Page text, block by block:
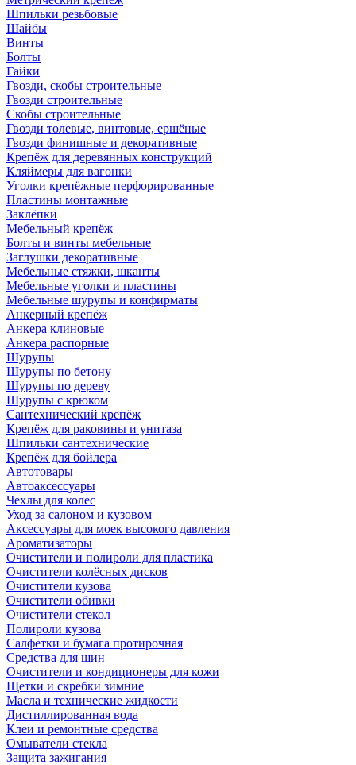
Шпильки резьбовые
Шайбы
Винты
Болты
Гайки
Гвозди, скобы строительные
Гвозди строительные
Скобы строительные
Гвозди толевые, винтовые, ершёные
Гвозди финишные и декоративные
Крепёж для деревянных конструкций
Кляймеры для вагонки
Уголки крепёжные перфорированные
Пластины монтажные
Заклёпки
Мебельный крепёж
Болты и винты мебельные
Заглушки декоративные
Мебельные стяжки, шканты
Мебельные уголки и пластины
Мебельные шурупы и конфирматы
Анкерный крепёж
Анкера клиновые
Анкера распорные
Шурупы
Шурупы по бетону
Шурупы по дереву
Шурупы с крюком
Сантехнический крепёж
Крепёж для раковины и унитаза
Шпильки сантехнические
Крепёж для бойлера
Автотовары
Автоаксессуары
Чехлы для колес
Уход за салоном и кузовом
Аксессуары для моек высокого давления
Ароматизаторы
Очистители и полироли для пластика
Очистители колёсных дисков
Очистители кузова
Очистители обивки
Очистители стекол
Полироли кузова
Салфетки и бумага протирочная
Средства для шин
Очистители и кондиционеры для кожи
Щетки и скребки зимние
Масла и технические жидкости
Дистиллированная вода
Клеи и ремонтные средства
Омыватели стекла
Защита зажигания